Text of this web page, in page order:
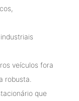
veículos fora
robusta.
que